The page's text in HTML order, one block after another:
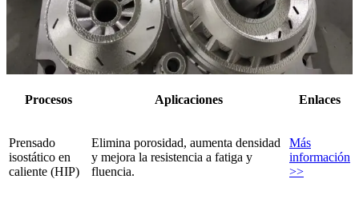
Procesos Aplicaciones Enlaces
Prensado
isostático en
caliente (HIP)
Elimina porosidad, aumenta densidad
y mejora la resistencia a fatiga y
fluencia.
Más
información
>>